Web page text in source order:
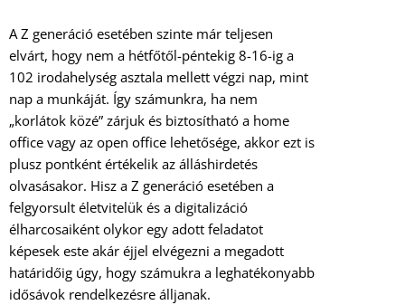
A Z generáció esetében szinte már teljesen
elvárt, hogy nem a hétfőtől-péntekig 8-16-ig a
102 irodahelység asztala mellett végzi nap, mint
nap a munkáját. Így számunkra, ha nem
„korlátok közé” zárjuk és biztosítható a home
office vagy az open office lehetősége, akkor ezt is
plusz pontként értékelik az álláshirdetés
olvasásakor. Hisz a Z generáció esetében a
felgyorsult életvitelük és a digitalizáció
élharcosaiként olykor egy adott feladatot
képesek este akár éjjel elvégezni a megadott
határidőig úgy, hogy számukra a leghatékonyabb
idősávok rendelkezésre álljanak.